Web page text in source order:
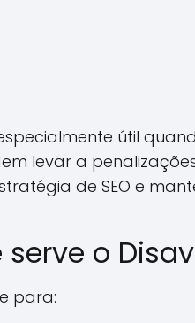
útil
levar a
de SEO e
serve o
para: